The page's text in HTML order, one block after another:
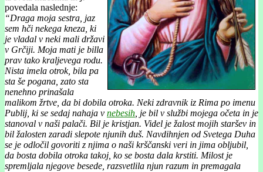
povedala naslednje:
“Draga moja sestra, jaz
sem hči nekega kneza, ki
je vladal v neki mali državi
v Grčiji. Moja mati je billa
prav tako kraljevega rodu.
Nista imela otrok, bila pa
sta še pogana, zato sta
nenehno prinašala
malikom žrtve, da bi dobila otroka. Neki zdravnik iz Rima po imenu
Publij, ki se sedaj nahaja v nebesih , je bil v službi mojega očeta in je
stanoval v naši palači. Bil je kristjan. Videl je žalost mojih staršev in
bil žalosten zaradi slepote njunih duš. Navdihnjen od Svetega Duha
se je odločil govoriti z njima o naši krščanski veri in jima obljubil,
da bosta dobila otroka takoj, ko se bosta dala krstiti. Milost je
spremljala njegove besede, razsvetlila njun razum in premagala